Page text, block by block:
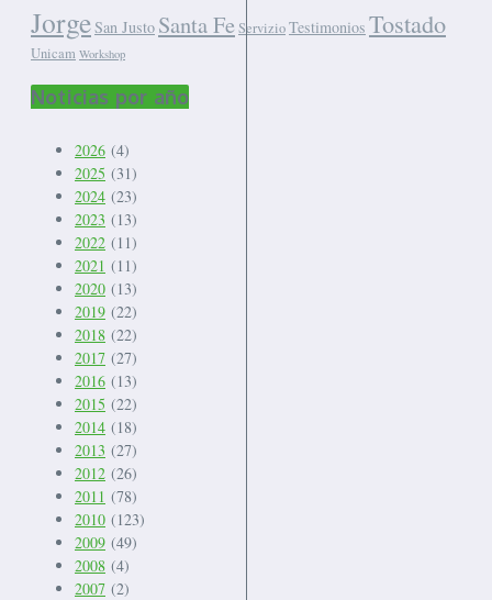
JorgeSan Justo Santa FeServizioTestimonios Tostado
Unicam Workshop
Noticias por año
2026 (4)
2025 (31)
2024 (23)
2023 (13)
2022 (11)
2021 (11)
2020 (13)
2019 (22)
2018 (22)
2017 (27)
2016 (13)
2015 (22)
2014 (18)
2013 (27)
2012 (26)
2011 (78)
2010 (123)
2009 (49)
2008 (4)
2007 (2)